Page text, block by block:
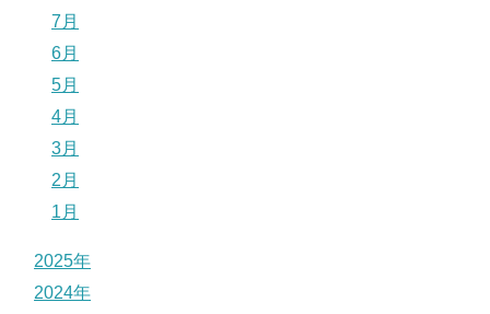
7月
6月
5月
4月
3月
2月
1月
2025年
2024年